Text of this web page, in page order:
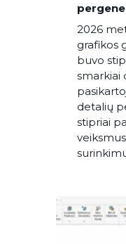
2026
grafikos
buvo
smarkiai
detalių
stipriai